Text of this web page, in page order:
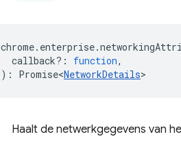
chrome. enterprise.
callback? : function,
) : Promise<NetworkDetails>
Haalt de netwerkgegevens van